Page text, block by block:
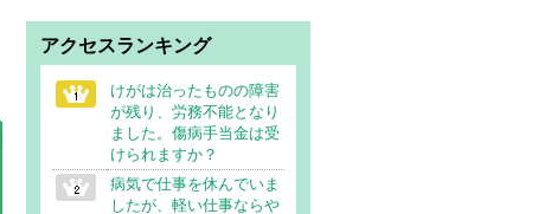
アクセスランキング
けがは治ったものの障害
が残り、労務不能となり
ました。傷病手当金は受
けられますか？
病気で仕事を休んでいま
したが、軽い仕事ならや